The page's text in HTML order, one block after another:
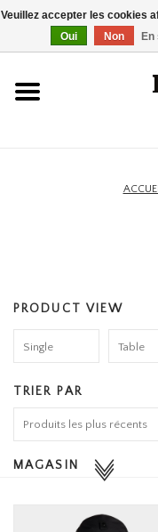
ACCUEIL
ACCESSOIRES
HOMEWARE
PRODUCT VIEW
Single Table
TRIER PAR
MAGASIN
Veuillez accepter les cookies
Oui
Non